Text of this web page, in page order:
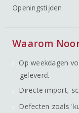
Openingstijden
Waarom
Op weekdagen
geleverd.
Directe import,
Defecten zoals